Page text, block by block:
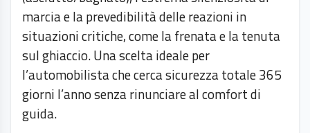
marcia e la prevedibilità delle reazioni in
situazioni critiche, come la frenata e la tenuta
sul ghiaccio. Una scelta ideale per
l’automobilista che cerca sicurezza totale 365
giorni l’anno senza rinunciare al comfort di
guida.